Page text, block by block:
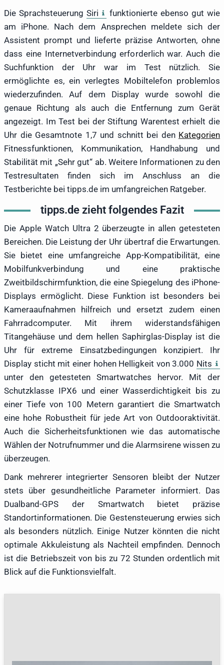
Die Sprachsteuerung Siri
funktionierte ebenso gut wie
am iPhone. Nach dem Ansprechen meldete sich der
Assistent prompt und lieferte präzise Antworten, ohne
dass eine Internetverbindung erforderlich war. Auch die
Suchfunktion der Uhr war im Test nützlich. Sie
ermöglichte es, ein verlegtes Mobiltelefon problemlos
wiederzufinden. Auf dem Display wurde sowohl die
genaue Richtung als auch die Entfernung zum Gerät
angezeigt. Im Test bei der Stiftung Warentest erhielt die
Uhr die Gesamtnote 1,7 und schnitt bei den Kategorien
Fitnessfunktionen, Kommunikation, Handhabung und
Stabilität mit „Sehr gut“ ab. Weitere Informationen zu den
Testresultaten finden sich im Anschluss an die
Testberichte bei tipps.de im umfangreichen Ratgeber.
tipps.de zieht folgendes Fazit
Die Apple Watch Ultra 2 überzeugte in allen getesteten
Bereichen. Die Leistung der Uhr übertraf die Erwartungen.
Sie bietet eine umfangreiche App-Kompatibilität, eine
Mobilfunkverbindung und eine praktische
Zweitbildschirmfunktion, die eine Spiegelung des iPhone-
Displays ermöglicht. Diese Funktion ist besonders bei
Kameraaufnahmen hilfreich und ersetzt zudem einen
Fahrradcomputer. Mit ihrem widerstandsfähigen
Titangehäuse und dem hellen Saphirglas-Display ist die
Uhr für extreme Einsatzbedingungen konzipiert. Ihr
Display sticht mit einer hohen Helligkeit von 3.000 Nits
unter den getesteten Smartwatches hervor. Mit der
Schutzklasse IPX6 und einer Wasserdichtigkeit bis zu
einer Tiefe von 100 Metern garantiert die Smartwatch
eine hohe Robustheit für jede Art von Outdooraktivität.
Auch die Sicherheitsfunktionen wie das automatische
Wählen der Notrufnummer und die Alarmsirene wissen zu
überzeugen.
Dank mehrerer integrierter Sensoren bleibt der Nutzer
stets über gesundheitliche Parameter informiert. Das
Dualband-GPS der Smartwatch bietet präzise
Standortinformationen. Die Gestensteuerung erwies sich
als besonders nützlich. Einige Nutzer könnten die nicht
optimale Akkuleistung als Nachteil empfinden. Dennoch
ist die Betriebszeit von bis zu 72 Stunden ordentlich mit
Blick auf die Funktionsvielfalt.